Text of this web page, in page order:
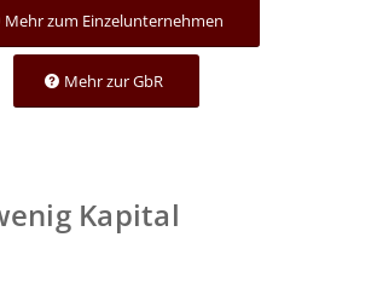
Mehr zum Einzelunternehmen
Mehr zur GbR
Kapital